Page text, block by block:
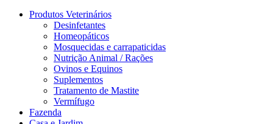
Produtos Veterinários
Desinfetantes
Homeopáticos
Mosquecidas e carrapaticidas
Nutrição Animal / Rações
Ovinos e Equinos
Suplementos
Tratamento de Mastite
Vermífugo
Fazenda